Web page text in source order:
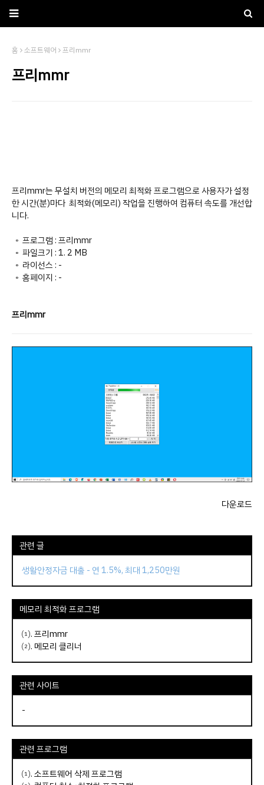
홈 소프트웨어 프리mmr
프리mmr
프리mmr는 무설치 버전의 메모리 최적화 프로그램으로 사용자가 설정
한 시간(분)마다 최적화(메모리) 작업을 진행하여 컴퓨터 속도를 개선합
니다.
◦ 프로그램 : 프리mmr
◦ 파일크기 : 1. 2 MB
◦ 라이선스 : -
◦ 홈페이지 : -
프리mmr
다운로드
관련 글
생활안정자금 대출 - 연 1.5%, 최대 1,250만원
메모리 최적화 프로그램
⑴.프리mmr
⑵. 메모리 클리너
관련 사이트
-
관련 프로그램
⑴.소프트웨어 삭제 프로그램